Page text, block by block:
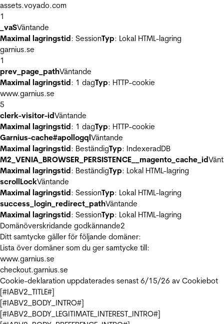
assets.voyado.com
1
_vaSVäntande
Maximal lagringstid: SessionTyp: Lokal HTML-lagring
garnius.se
1
prev_page_pathVäntande
Maximal lagringstid: 1 dagTyp: HTTP-cookie
www.garnius.se
5
clerk-visitor-idVäntande
Maximal lagringstid: 1 dagTyp: HTTP-cookie
Garnius-cache#apollogqlVäntande
Maximal lagringstid: BeständigTyp: IndexeradDB
M2_VENIA_BROWSER_PERSISTENCE__magento_cache_id
Maximal lagringstid: BeständigTyp: Lokal HTML-lagring
scrollLockVäntande
Maximal lagringstid: SessionTyp: Lokal HTML-lagring
success_login_redirect_pathVäntande
Maximal lagringstid: SessionTyp: Lokal HTML-lagring
Domänöverskridande godkännande2
Ditt samtycke gäller för följande domäner:
Lista över domäner som du ger samtycke till:
www.garnius.se
checkout.garnius.se
Cookie-deklaration uppdaterades senast 6/15/26 av Cookiebot
[#IABV2_TITLE#]
[#IABV2_BODY_INTRO#]
[#IABV2_BODY_LEGITIMATE_INTEREST_INTRO#]